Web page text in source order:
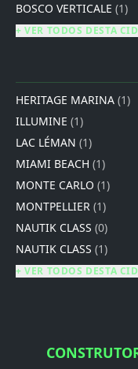
BOSCO VERTICALE (1)
+ VER TODOS DESTA
HERITAGE MARINA (1)
ILLUMINE (1)
LAC LÉMAN (1)
MIAMI BEACH (1)
MONTE CARLO (1)
MONTPELLIER (1)
NAUTIK CLASS (0)
NAUTIK CLASS (1)
+ VER TODOS DESTA